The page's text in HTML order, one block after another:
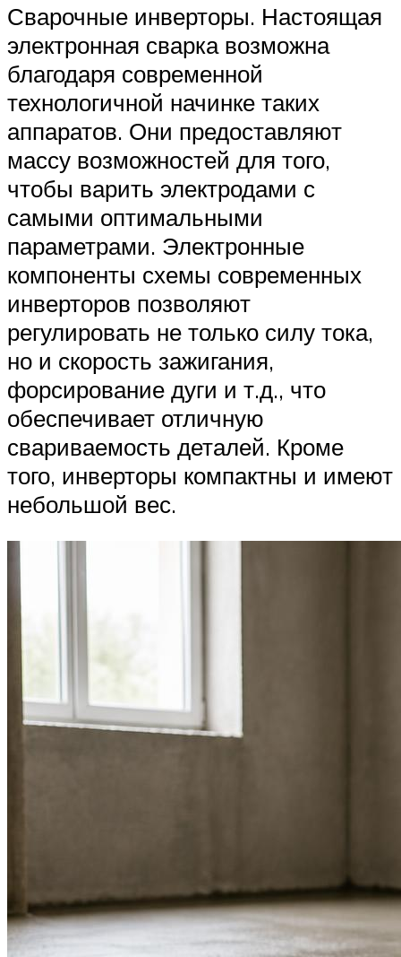
Сварочные инверторы. Настоящая
электронная сварка возможна
благодаря современной
технологичной начинке таких
аппаратов. Они предоставляют
массу возможностей для того,
чтобы варить электродами с
самыми оптимальными
параметрами. Электронные
компоненты схемы современных
инверторов позволяют
регулировать не только силу тока,
но и скорость зажигания,
форсирование дуги и т.д., что
обеспечивает отличную
свариваемость деталей. Кроме
того, инверторы компактны и имеют
небольшой вес.